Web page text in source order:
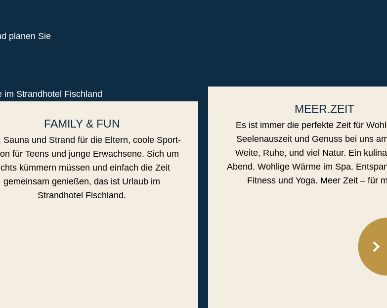
planen Sie
FAMILY & FUN
Sauna und Strand für die Eltern, coole Sport-
für Teens und junge Erwachsene. Sich um
kümmern müssen und einfach die Zeit
gemeinsam genießen, das ist Urlaub im
Strandhotel Fischland.
MEER.ZEIT
Es ist immer die perfekte Zeit für
Seelenauszeit und Genuss bei uns
Weite, Ruhe, und viel Natur. Ein
Abend. Wohlige Wärme im Spa.
Fitness und Yoga. Meer Zeit – für